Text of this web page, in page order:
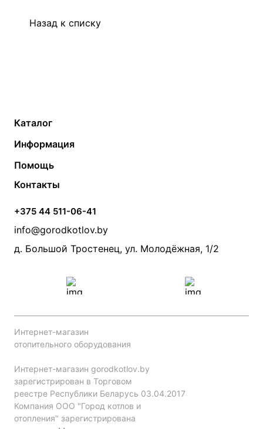
Назад к списку
Каталог
Твердотопливные котлы
Электрические котлы
Банные печи
Камины и печи
Теплый пол
Радиаторы
Насосы
Дымоходы
Информация
Контакты
Статьи
Акции
Производители
Помощь
Монтаж систем отопления
Прайс по монтажу систем отопления
Проект систем отопления
Контакты
+375 44 511-06-41
info@gorodkotlov.by
д. Большой Тростенец, ул. Молодёжная, 1/2
Интернет-магазин
отопительного оборудования
Интернет-магазин gorodkotlov.by
зарегистрирован в Торговом
реестре Республики Беларусь 03.04.2017
Компания ООО "Город котлов и
отопления" зарегистрирована